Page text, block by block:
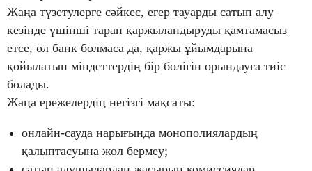
Жаңа түзетулерге сәйкес, егер тауарды сатып алу
кезінде үшінші тарап қаржыландыруды қамтамасыз
етсе, ол банк болмаса да, қаржы ұйымдарына
қойылатын міндеттердің бір бөлігін орындауға тиіс
болады.
Жаңа ережелердің негізгі мақсаты:
онлайн-сауда нарығында монополиялардың
қалыптасуына жол бермеу;